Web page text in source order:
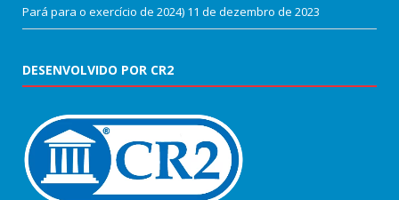
Pará para o exercício de 2024) 11 de dezembro de 2023
DESENVOLVIDO POR CR2